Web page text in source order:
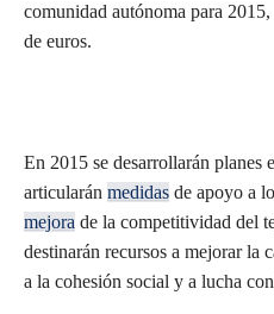
comunidad autónoma para
de euros.
En 2015 se desarrollarán planes
articularán medidas de apoyo a
mejora de la competitividad del
destinarán recursos a mejorar la
a la cohesión social y a lucha